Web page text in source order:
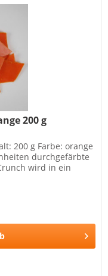
200 g
200 g Farbe: orange
durchgefärbte
wird in ein